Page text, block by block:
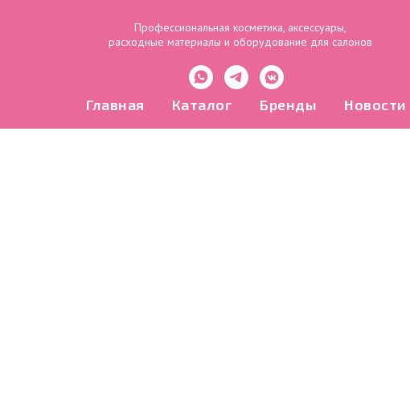
Профессиональная косметика, аксессуары,
расходные материалы и оборудование для салонов
Главная Каталог Бренды Новости